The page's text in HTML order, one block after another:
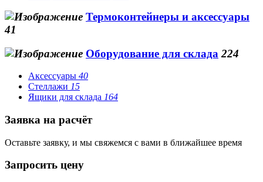
Термоконтейнеры и аксессуары
41
Оборудование для склада 224
Аксессуары 40
Стеллажи 15
Ящики для склада 164
Заявка на расчёт
Оставьте заявку, и мы свяжемся с вами в ближайшее время
Запросить цену